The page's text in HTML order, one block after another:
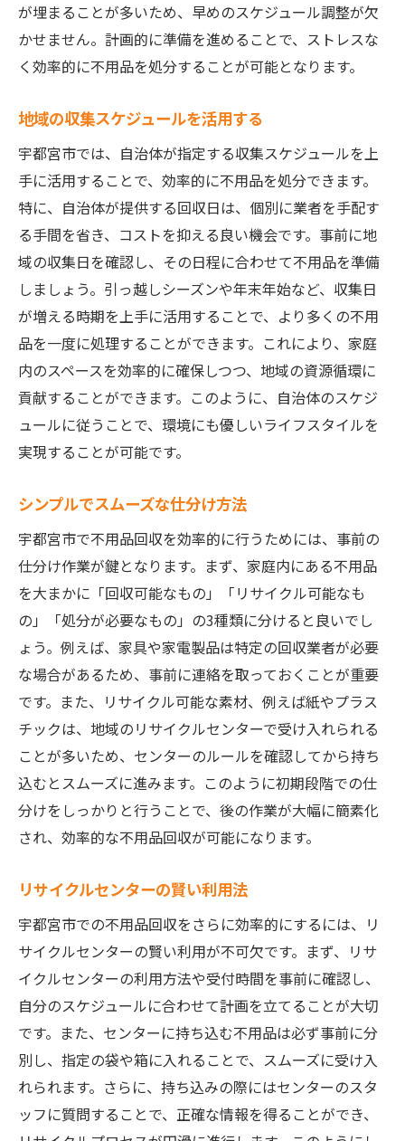
が埋まることが多いため、早めのスケジュール調整が欠
かせません。計画的に準備を進めることで、ストレスな
く効率的に不用品を処分することが可能となります。
地域の収集スケジュールを活用する
宇都宮市では、自治体が指定する収集スケジュールを上
手に活用することで、効率的に不用品を処分できます。
特に、自治体が提供する回収日は、個別に業者を手配す
る手間を省き、コストを抑える良い機会です。事前に地
域の収集日を確認し、その日程に合わせて不用品を準備
しましょう。引っ越しシーズンや年末年始など、収集日
が増える時期を上手に活用することで、より多くの不用
品を一度に処理することができます。これにより、家庭
内のスペースを効率的に確保しつつ、地域の資源循環に
貢献することができます。このように、自治体のスケジ
ュールに従うことで、環境にも優しいライフスタイルを
実現することが可能です。
シンプルでスムーズな仕分け方法
宇都宮市で不用品回収を効率的に行うためには、事前の
仕分け作業が鍵となります。まず、家庭内にある不用品
を大まかに「回収可能なもの」「リサイクル可能なも
の」「処分が必要なもの」の3種類に分けると良いでし
ょう。例えば、家具や家電製品は特定の回収業者が必要
な場合があるため、事前に連絡を取っておくことが重要
です。また、リサイクル可能な素材、例えば紙やプラス
チックは、地域のリサイクルセンターで受け入れられる
ことが多いため、センターのルールを確認してから持ち
込むとスムーズに進みます。このように初期段階での仕
分けをしっかりと行うことで、後の作業が大幅に簡素化
され、効率的な不用品回収が可能になります。
リサイクルセンターの賢い利用法
宇都宮市での不用品回収をさらに効率的にするには、リ
サイクルセンターの賢い利用が不可欠です。まず、リサ
イクルセンターの利用方法や受付時間を事前に確認し、
自分のスケジュールに合わせて計画を立てることが大切
です。また、センターに持ち込む不用品は必ず事前に分
別し、指定の袋や箱に入れることで、スムーズに受け入
れられます。さらに、持ち込みの際にはセンターのスタ
ッフに質問することで、正確な情報を得ることができ、